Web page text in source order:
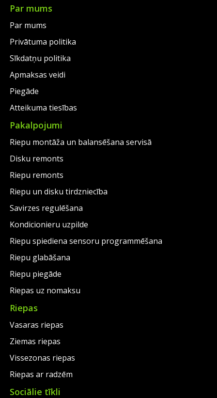
€144.00.
Par mums
Par mums
Privātuma politika
Sīkdatņu politika
Apmaksas veidi
Piegāde
Atteikuma tiesības
Pakalpojumi
Riepu montāža un balansēšana servisā
Disku remonts
Riepu remonts
Riepu un disku tirdzniecība
Savirzes regulēšana
Kondicionieru uzpilde
Riepu spiediena sensoru programmēšana
Riepu glabāšana
Riepu piegāde
Riepas uz nomaksu
Riepas
Vasaras riepas
Ziemas riepas
Vissezonas riepas
Riepas ar radzēm
Sociālie tīkli